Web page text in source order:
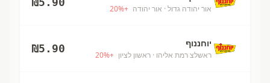
אור יהודה גדול · אור יהודה +
20%
יוחננוף
ראשלצ רמת אליהו · ראשון לציון +
20%
₪5.90